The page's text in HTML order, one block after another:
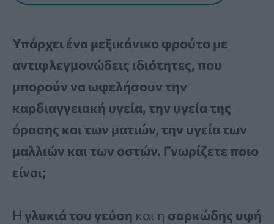
Υπάρχει ένα μεξικάνικο φρούτο με
αντιφλεγμονώδεις ιδιότητες, που
μπορούν να ωφελήσουν την
καρδιαγγειακή υγεία, την υγεία της
όρασης και των ματιών, την υγεία των
μαλλιών και των οστών. Γνωρίζετε ποιο
είναι;
Η γλυκιά του γεύση και η σαρκώδης υφή